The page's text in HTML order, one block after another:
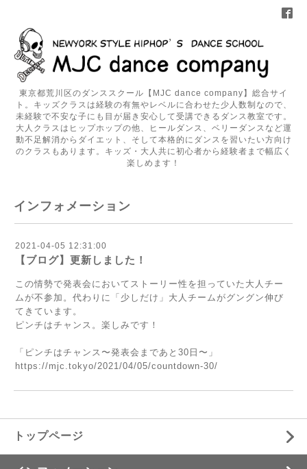
東京都荒川区のダンススクール【MJC dance company】総合サイ
ト。キッズクラスは経験の有無やレベルに合わせた少人数制なので、
未経験で不安な子にも目が届き安心して受講できるダンス教室です。
大人クラスはヒップホップの他、ヒールダンス、ベリーダンスなど運
動不足解消からダイエット、そして本格的にダンスを習いたい方向け
のクラスもあります。キッズ・大人共に初心者から経験者まで幅広く
楽しめます！
インフォメーション
2021-04-05 12:31:00
【ブログ】更新しました！
この情勢で発表会においてストーリー性を担っていた大人チー
ムが不参加。代わりに「少しだけ」大人チームがグングン伸び
てきています。
ピンチはチャンス。楽しみです！
「ピンチはチャンス〜発表会まであと30日〜」
https://mjc.tokyo/2021/04/05/countdown-30/
トップページ